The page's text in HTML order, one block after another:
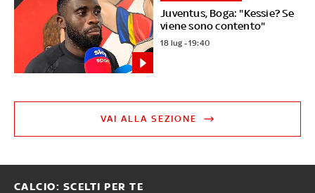
Juventus, Boga: "Kessie? Se
viene sono contento"
18 lug - 19:40
VAI ALLA SEZIONE
CALCIO: SCELTI PER TE